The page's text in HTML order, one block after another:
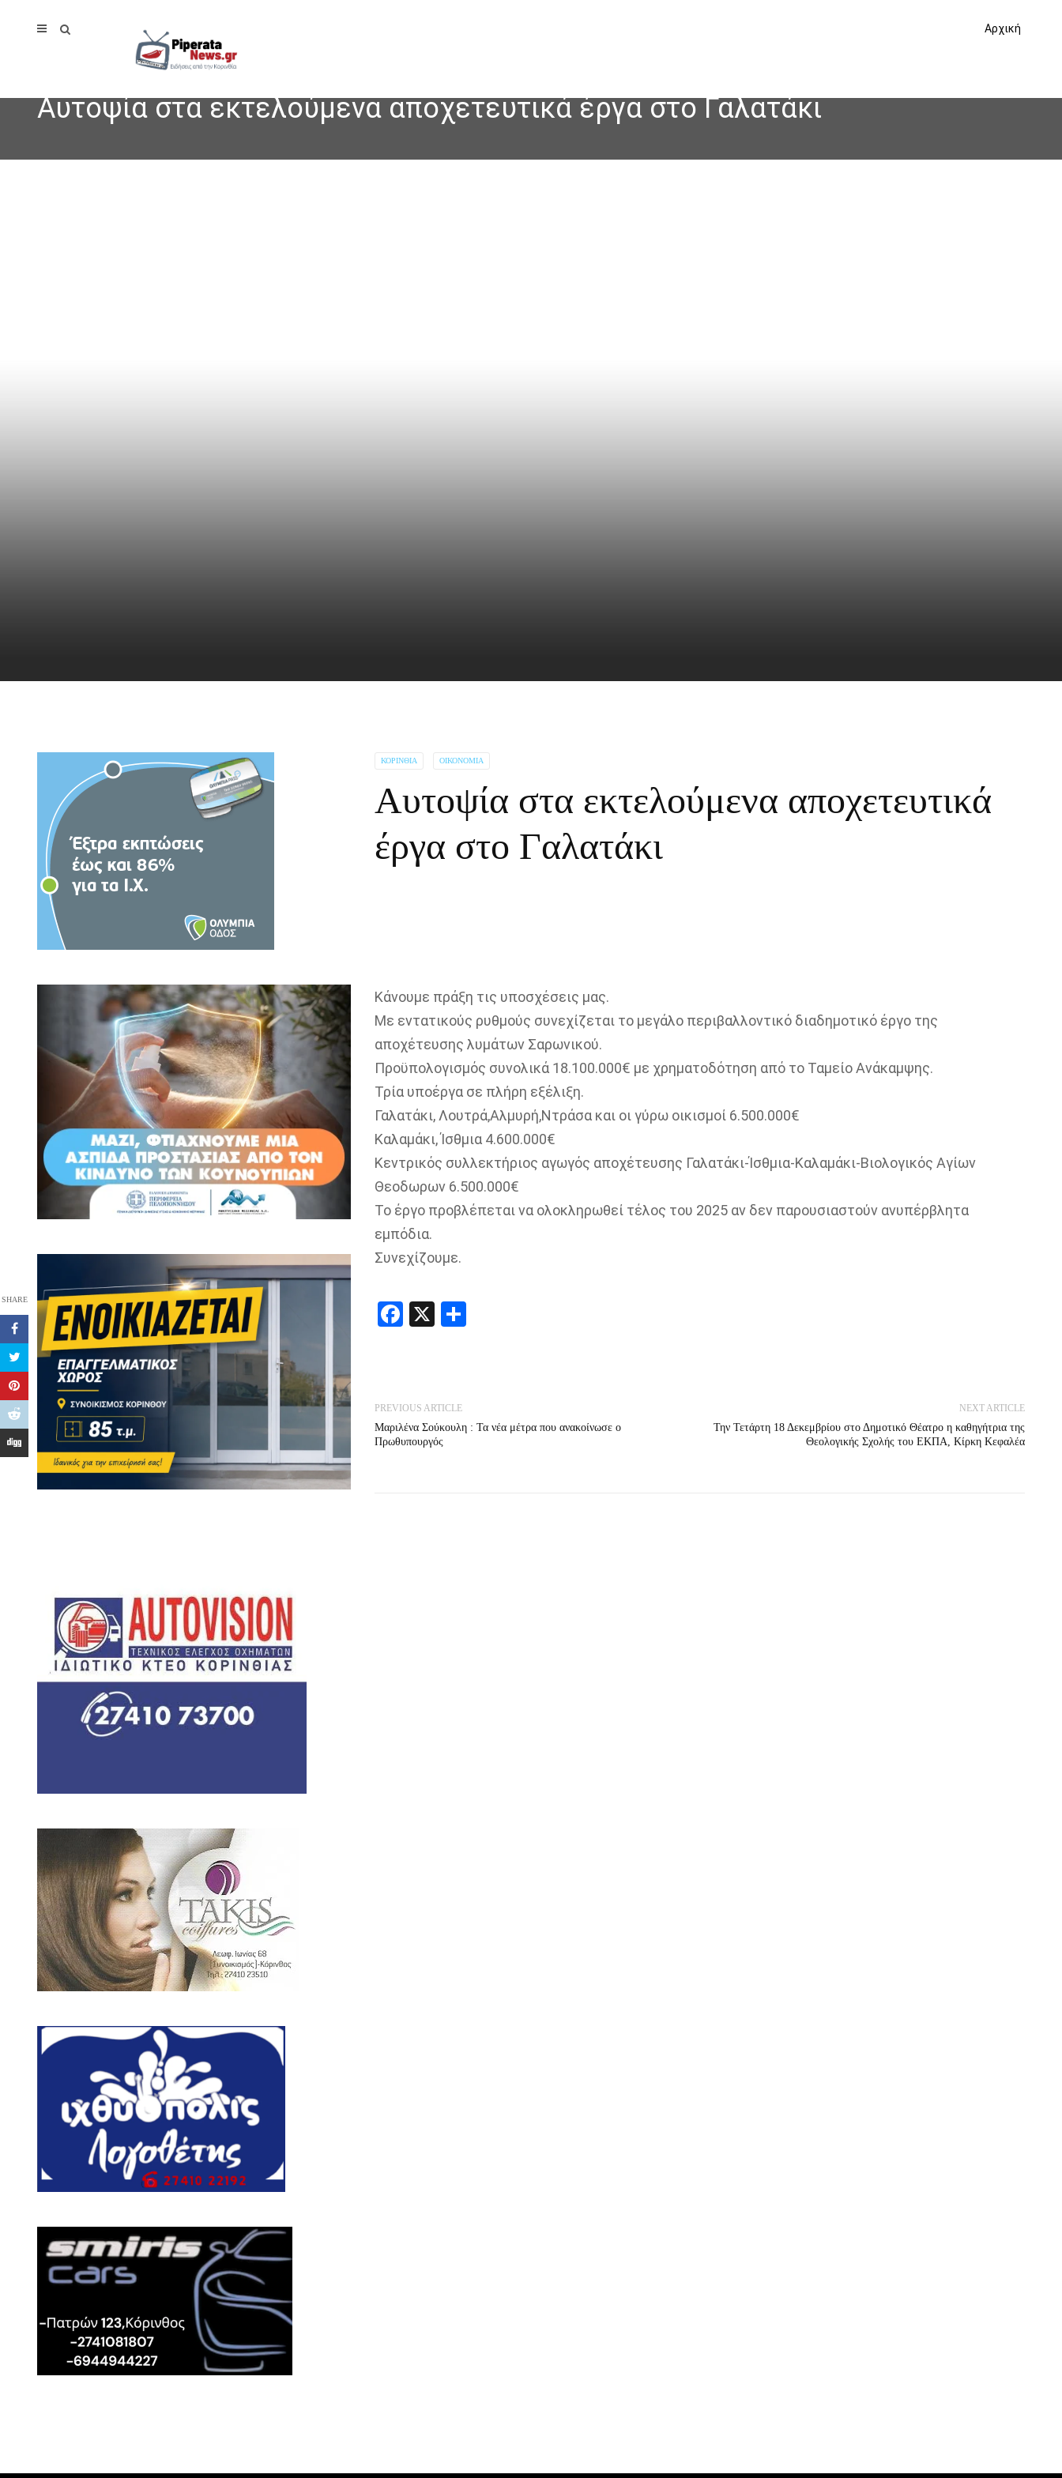
Αρχική
Αυτοψία στα εκτελούμενα αποχετευτικά έργα στο Γαλατάκι
ΚΟΡΙΝΘΊΑ ΟΙΚΟΝΟΜΊΑ
Αυτοψία στα εκτελούμενα αποχετευτικά
έργα στο Γαλατάκι
SHARE
Κάνουμε πράξη τις υποσχέσεις μας.
Με εντατικούς ρυθμούς συνεχίζεται το μεγάλο περιβαλλοντικό διαδημοτικό έργο της
αποχέτευσης λυμάτων Σαρωνικού.
Προϋπολογισμός συνολικά 18.100.000€ με χρηματοδότηση από το Ταμείο Ανάκαμψης.
Τρία υποέργα σε πλήρη εξέλιξη.
Γαλατάκι, Λουτρά,Αλμυρή,Ντράσα και οι γύρω οικισμοί 6.500.000€
Καλαμάκι, Ίσθμια 4.600.000€
Κεντρικός συλλεκτήριος αγωγός αποχέτευσης Γαλατάκι-Ίσθμια-Καλαμάκι-Βιολογικός Αγίων
Θεοδωρων 6.500.000€
Το έργο προβλέπεται να ολοκληρωθεί τέλος του 2025 αν δεν παρουσιαστούν ανυπέρβλητα
εμπόδια.
Συνεχίζουμε.
Facebook
X Share
PREVIOUS ARTICLE
Μαριλένα Σούκουλη : Τα νέα μέτρα που ανακοίνωσε ο
Πρωθυπουργός
NEXT ARTICLE
Την Τετάρτη 18 Δεκεμβρίου στο Δημοτικό Θέατρο η καθηγήτρια της
Θεολογικής Σχολής του ΕΚΠΑ, Κίρκη Κεφαλέα